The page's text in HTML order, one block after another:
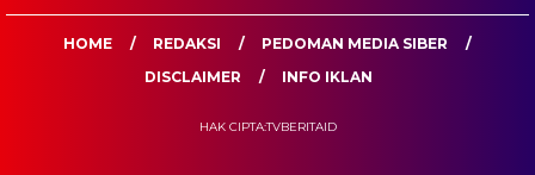
HOME REDAKSI
PEDOMAN MEDIA SIBER
DISCLAIMER
INFO IKLAN
HAK CIPTA:TVBERITAID